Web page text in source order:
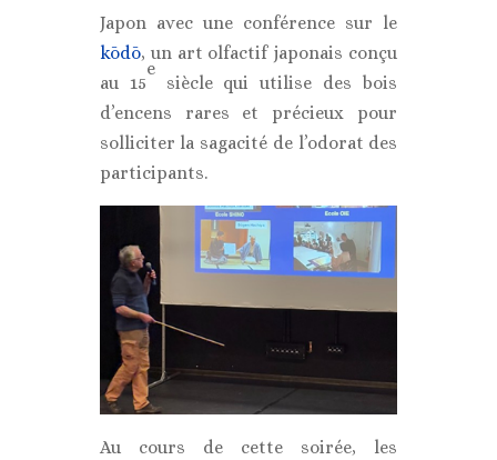
Japon avec une conférence sur le
kōdō, un art olfactif japonais conçu
au 15
e
siècle qui utilise des bois
d’encens rares et précieux pour
solliciter la sagacité de l’odorat des
participants.
Au cours de cette soirée, les